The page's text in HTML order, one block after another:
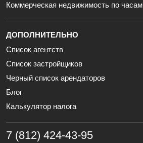
Коммерческая недвижимость по часам
ДОПОЛНИТЕЛЬНО
Список агентств
Список застройщиков
Черный список арендаторов
Блог
Калькулятор налога
7 (812) 424-43-95